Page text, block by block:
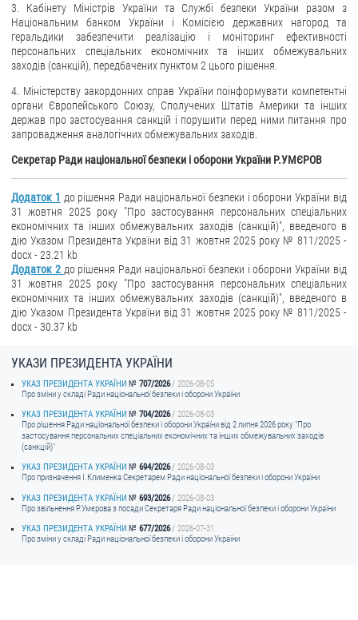
3. Кабінету Міністрів України та Службі безпеки України разом з
Національним банком України і Комісією державних нагород та
геральдики забезпечити реалізацію і моніторинг ефективності
персональних спеціальних економічних та інших обмежувальних
заходів (санкцій), передбачених пунктом 2 цього рішення.
4. Міністерству закордонних справ України поінформувати компетентні
органи Європейського Союзу, Сполучених Штатів Америки та інших
держав про застосування санкцій і порушити перед ними питання про
запровадження аналогічних обмежувальних заходів.
Секретар Ради національної безпеки і оборони України Р.УМЄРОВ
Додаток 1 до рішення Ради національної безпеки і оборони України від
31 жовтня 2025 року "Про застосування персональних спеціальних
економічних та інших обмежувальних заходів (санкцій)", введеного в
дію Указом Президента України від 31 жовтня 2025 року № 811/2025 -
docx - 23.21 kb
Додаток 2 до рішення Ради національної безпеки і оборони України від
31 жовтня 2025 року "Про застосування персональних спеціальних
економічних та інших обмежувальних заходів (санкцій)", введеного в
дію Указом Президента України від 31 жовтня 2025 року № 811/2025 -
docx - 30.37 kb
УКАЗИ ПРЕЗИДЕНТА УКРАЇНИ
УКАЗ ПРЕЗИДЕНТА УКРАЇНИ 707/2026
2026-08-05
Про зміни у складі Ради національної безпеки і оборони України
УКАЗ ПРЕЗИДЕНТА УКРАЇНИ
704/2026
2026-08-03
Про рішення Ради національної безпеки і оборони України від 2 липня 2026 року "Про
застосування персональних спеціальних економічних та інших обмежувальних заходів
(санкцій)"
УКАЗ ПРЕЗИДЕНТА УКРАЇНИ
694/2026
2026-08-03
Про призначення I.Клименка Секретарем Ради національної безпеки і оборони України
УКАЗ ПРЕЗИДЕНТА УКРАЇНИ
693/2026
2026-08-03
Про звільнення Р.Умєрова з посади Секретаря Ради національної безпеки і оборони України
УКАЗ ПРЕЗИДЕНТА УКРАЇНИ
677/2026
2026-07-31
Про зміни у складі Ради національної безпеки і оборони України